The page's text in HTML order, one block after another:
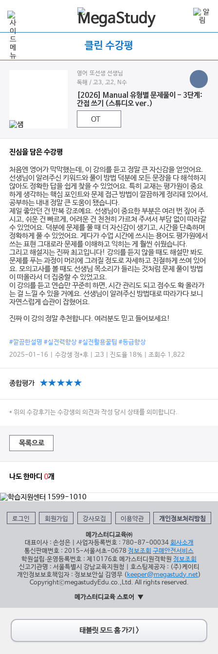
클린 수강평
영어 또선생 선생님
독해 / 고3, 고2, N수
[2026] Manual 유형별 문제풀이 - 3단계:
간접 쓰기 (스튜디오 ver.)
OT
진심을 담은 수강평
처음엔 영어가 막막했는데, 이 강의를 듣고 정말 큰 자신감을 얻었어요.
선생님이 알려주신 키워드와 풀이 방법 덕분에 모든 문장을 다 해석하지
않아도 정확한 답을 쉽게 찾을 수 있었어요. 특히 교재는 평가원이 중요
하게 생각하는 핵심 포인트와 문제 접근 방법이 깔끔하게 정리돼 있어서,
공부하는 내내 정말 큰 도움이 됐습니다.
제일 좋았던 건 반복 강조예요. 선생님이 중요한 부분은 여러 번 짚어 주
시고, 쉬운 건 빠르게, 어려운 건 천천히 가르쳐 주셔서 부담 없이 따라갈
수 있었어요. 덕분에 문제를 풀 때 더 자신감이 생기고, 시간을 단축하며
정확하게 풀 수 있었어요. 게다가 수업 시간에 쓰시는 용어도 평가원에서
쓰는 표현 그대로라 문제를 이해하고 익히는 게 훨씬 쉬웠습니다.
그리고 해설지는 진짜 최고입니다! 강의를 듣지 않을 때도 해설만 봐도
문제를 푸는 과정이 머리에 그려질 정도로 자세하고 친절하게 쓰여 있어
요. 모의고사를 볼 때도 선생님 목소리가 들리는 것처럼 문제 풀이 방법
이 떠올라서 더 집중할 수 있었고요.
이 강의를 듣고 연습만 꾸준히 하면, 시간 관리도 되고 점수도 확 올라가
는 걸 느낄 수 있을 거예요. 선생님이 알려주신 방법대로 따라가다 보니
자연스럽게 습관이 잡혔어요.
진짜 이 강의 정말 추천합니다. 여러분도 믿고 들어보세요!
#깔끔한설명 #실전력향상 #실전활용꿀팁 #등급향상
2025-01-16 | 수강생 정*후 | 고3 | 진도율 18% | 조회수 1,822
종합평가
* 위의 수강후기는 수강생의 의견과 작성 당시 상태를 의미합니다.
목록으로
나도 한마디 0개
로그인 회원가입 강사모집 이용약관 개인정보처리방침
메가스터디교육㈜
대표이사 : 손성은 | 사업자등록번호 : 780-87-00034 회사소개
통신판매번호 : 2015-서울서초-0678 정보조회 구매안전서비스
학원설립∙운영등록번호 : 제10176호 메가스터디원격학원 정보조회
신고기관명 : 서울특별시 강남교육지원청 | 호스팅제공자 : (주)케이티
개인정보보호책임자 : 정보보안실 김영무 (keeper@megastudy.net)
CopyrightⓒmegastudyEdu.co.,Ltd. All rights reserved.
메가스터디교육 스토어
태블릿 모드 홈 가기 >